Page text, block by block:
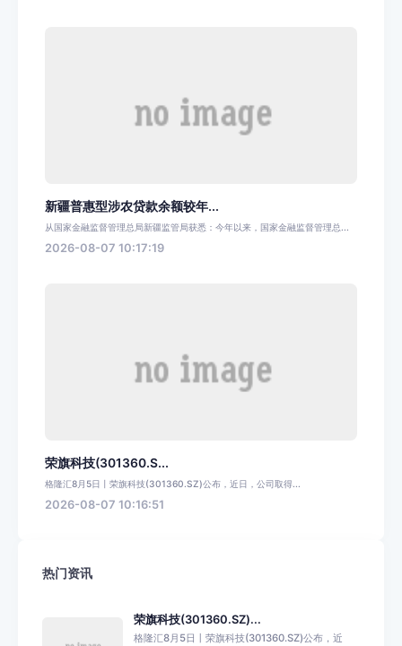
新疆普惠型涉农贷款余额较年...
从国家金融监督管理总局新疆监管局获悉：今年以来，国家金融监督管理总...
2026-08-07 10:17:19
荣旗科技(301360.S...
格隆汇8月5日丨荣旗科技(301360.SZ)公布，近日，公司取得...
2026-08-07 10:16:51
热门资讯
荣旗科技(301360.SZ)...
格隆汇8月5日丨荣旗科技(301360.SZ)公布，近